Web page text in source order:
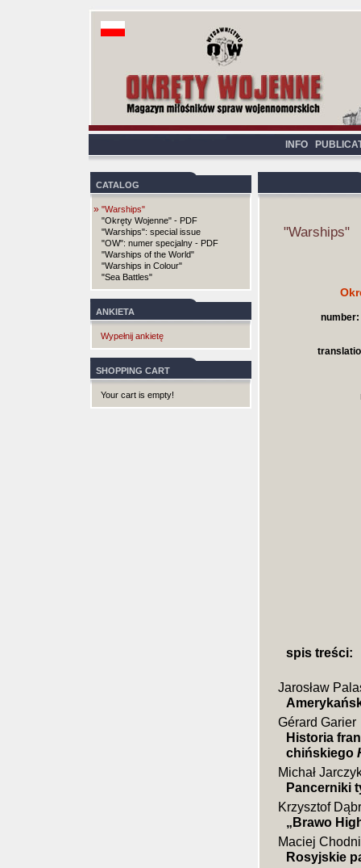
INFO
CATALOG
» "Warships"
"Okręty Wojenne" - PDF
"Warships": special issue
"OW": numer specjalny - PDF
"Warships of the World"
"Warships in Colour"
"Sea Battles"
ANKIETA
Wypełnij ankietę
SHOPPING CART
Your cart is empty!
"Warships"
number:
spis treści:
Jarosław
Gérard Garier
Historia
chińskiego
Michał
Pancerniki
Krzysztof
„Brawo
Maciej
Rosyjskie